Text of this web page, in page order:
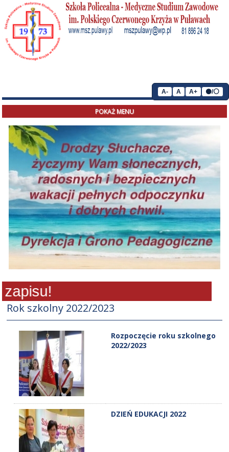
POKAŻ MENU
Rok szkolny 2022/2023
Rozpoczęcie roku szkolnego
2022/2023
DZIEŃ EDUKACJI 2022
A- A A+ ⚫/⚪